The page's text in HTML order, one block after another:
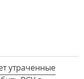
утраченные